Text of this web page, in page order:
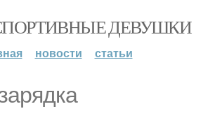
СПОРТИВНЫЕ ДЕВУШКИ
новости статьи